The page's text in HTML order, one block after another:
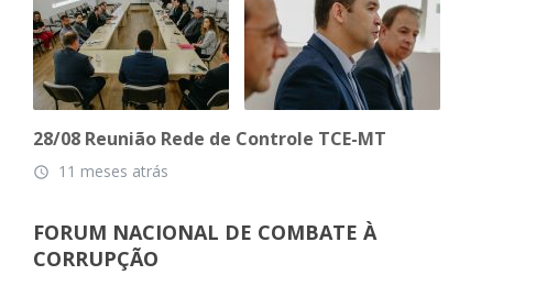
28/08 Reunião Rede de Controle TCE-MT
access_time 11 meses atrás
FORUM NACIONAL DE COMBATE À
CORRUPÇÃO